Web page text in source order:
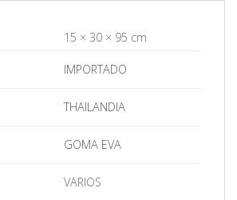
15 × 30 × 95 cm
IMPORTADO
THAILANDIA
GOMA EVA
VARIOS